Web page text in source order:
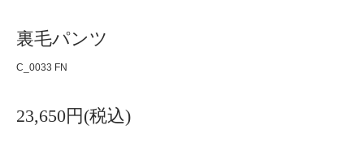
裏毛パンツ
C_0033 FN
23,650円(税込)